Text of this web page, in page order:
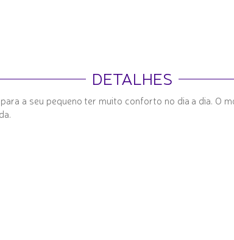
DETALHES
a seu pequeno ter muito conforto no dia a dia. O